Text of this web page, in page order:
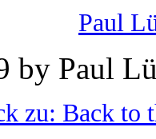
Paul
by Paul
zu: Back to